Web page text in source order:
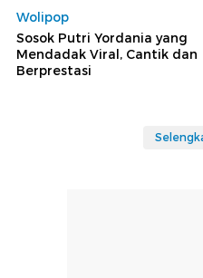
Wolipop
Sosok Putri Yordania yang
Mendadak Viral, Cantik dan
Berprestasi